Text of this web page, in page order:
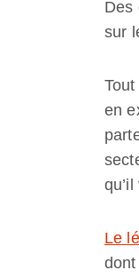
Des
sur
en
Le